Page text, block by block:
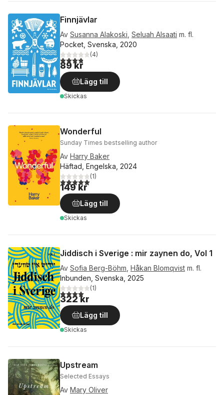
Finnjävlar
Av Susanna Alakoski Seluah Alsaati m. fl.
Pocket, Svenska, 2020
3,8utav 5 stjärnor. Totalt antal röster:
(4)
89 kr
Lägg till
Skickas
Wonderful
Sunday Times bestselling author
Av Harry Baker
Häftad, Engelska, 2024
5,0utav 5 stjärnor. Totalt antal röster:
(1)
149 kr
Lägg till
Skickas
Jiddisch i Sverige : mir zaynen do, Vol 1
Av Sofia Berg-Böhm Håkan Blomqvist m. fl.
Inbunden, Svenska, 2025
4,0utav 5 stjärnor. Totalt antal röster:
(1)
322 kr
Lägg till
Skickas
Upstream
Selected Essays
Av Mary Oliver